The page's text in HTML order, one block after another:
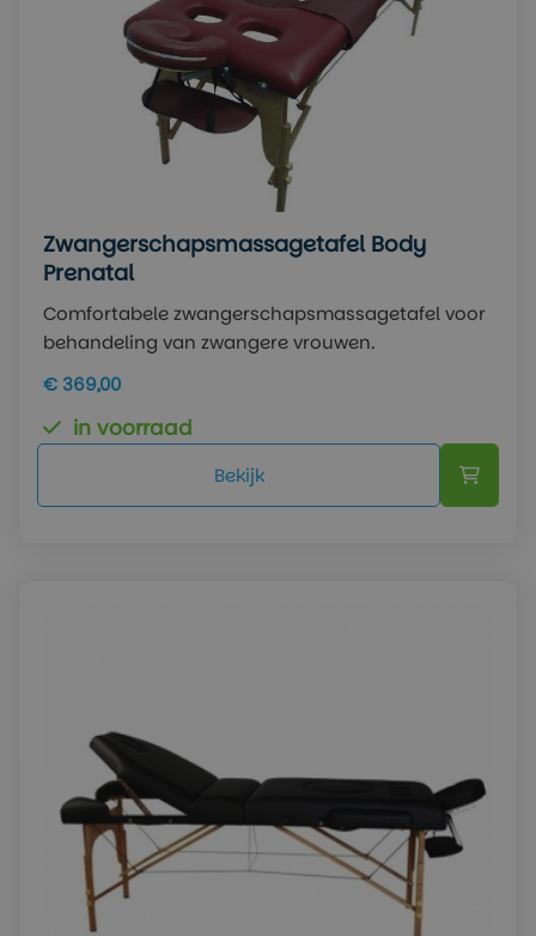
Zwangerschapsmassagetafel Body
Prenatal
Comfortabele zwangerschapsmassagetafel voor
behandeling van zwangere vrouwen.
€ 369,00
in voorraad
Bekijk